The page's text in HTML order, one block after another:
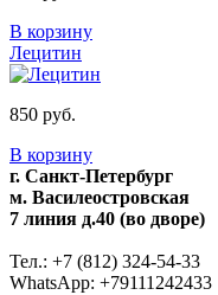
В корзину
Лецитин
850 руб.
В корзину
г. Санкт-Петербург
м. Василеостровская
7 линия д.40 (во дворе)
Тел.: +7 (812) 324-54-33
WhatsApp: +79111242433